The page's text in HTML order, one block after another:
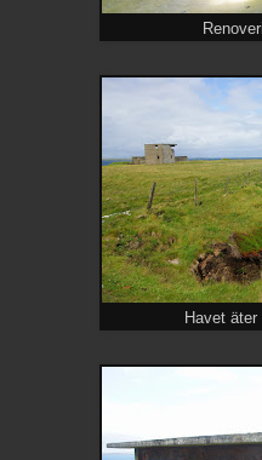
Havet